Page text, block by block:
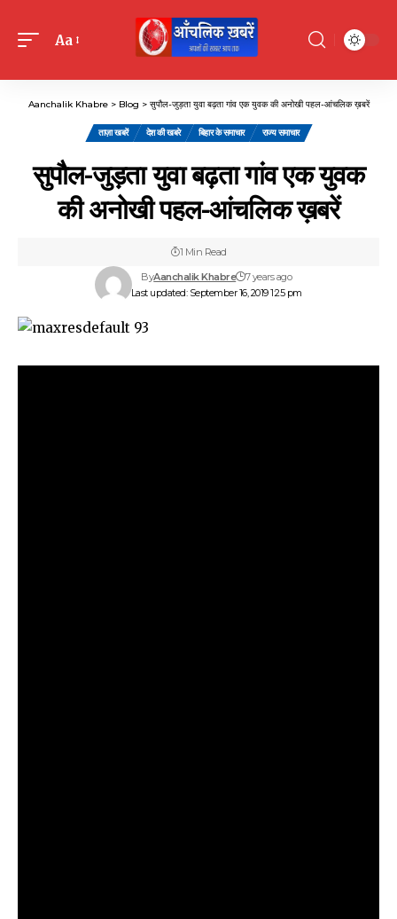
Font
Aa
Aanchalik Khabre> Blog > सुपौल-जुड़ता युवा बढ़ता गांव एक युवक की अनोखी पहल-आंचलिक ख़बरें
ताज़ा खबरें देश की खबरे बिहार के समाचार राज्य समाचार
सुपौल-जुड़ता युवा बढ़ता गांव एक युवक
की अनोखी पहल-आंचलिक ख़बरें
Last updated: September 16, 2019 1:25 pm
ByAanchalik Khabre 7 years ago
1 Min Read